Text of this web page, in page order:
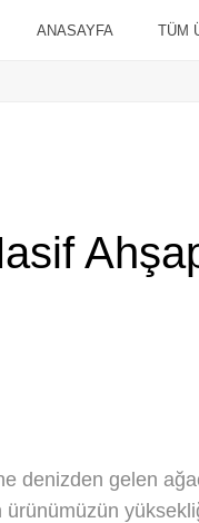
ANASAYFA TÜM
denizden gelen
ürünümüzün